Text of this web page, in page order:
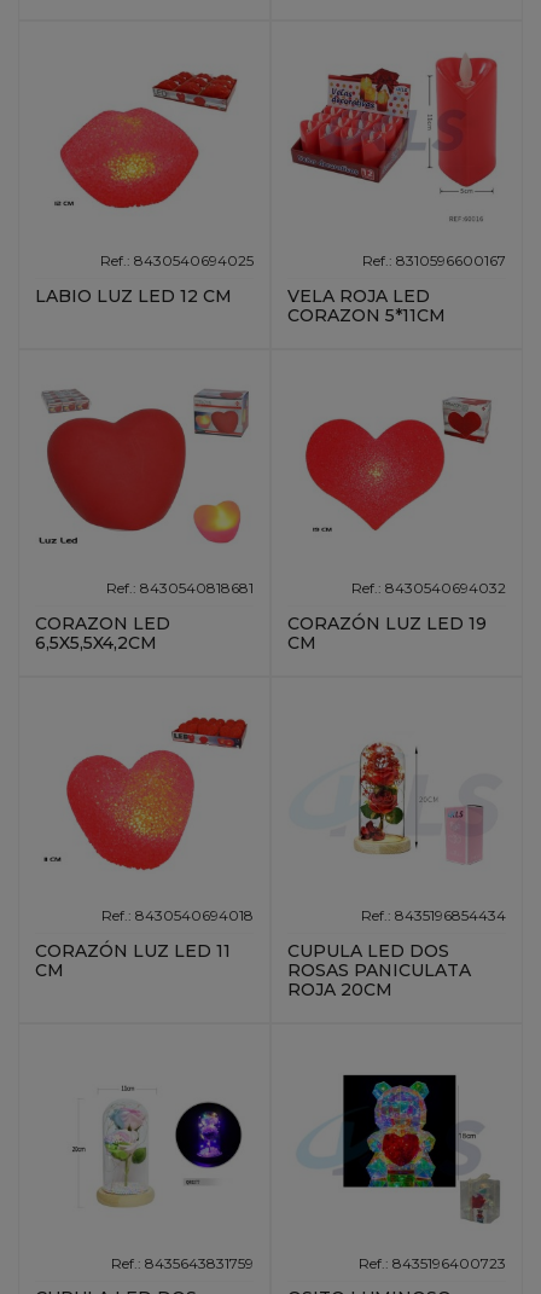
Ref.: 8430540694025
LABIO LUZ LED 12 CM
Ref.: 8310596600167
VELA ROJA LED
CORAZON 5*11CM
Ref.: 8430540818681
CORAZON LED
6,5X5,5X4,2CM
Ref.: 8430540694032
CORAZÓN LUZ LED 19
CM
Ref.: 8430540694018
CORAZÓN LUZ LED 11
CM
Ref.: 8435196854434
CUPULA LED DOS
ROSAS PANICULATA
ROJA 20CM
Ref.: 8435643831759 Ref.: 8435196400723